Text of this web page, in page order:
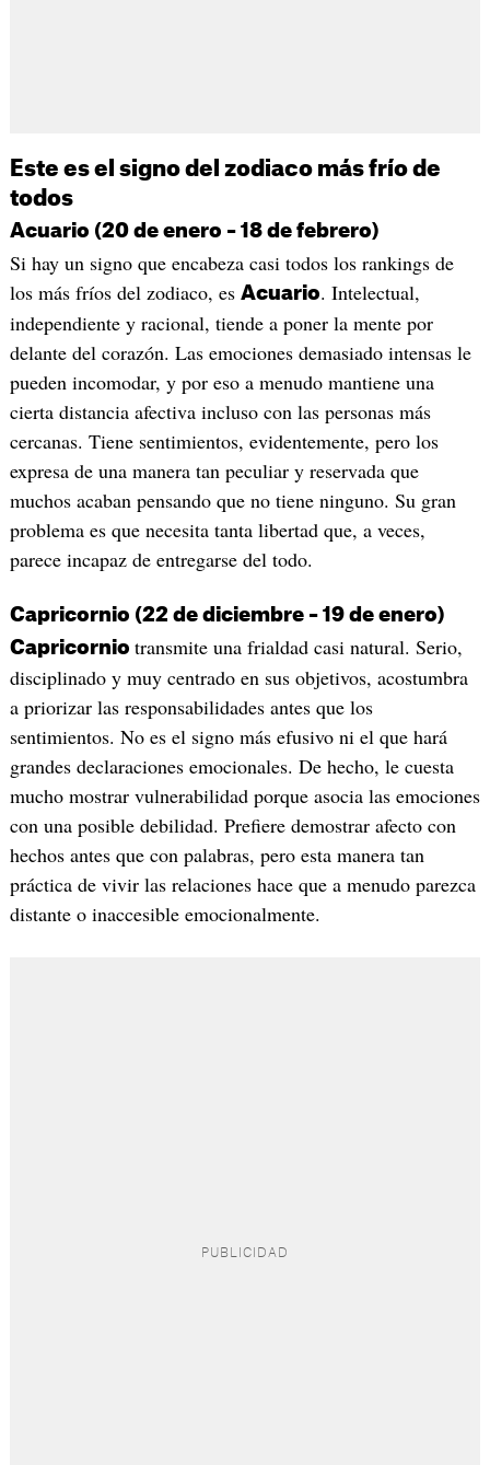
Este es el signo del zodiaco más frío de
todos
Acuario (20 de enero – 18 de febrero)
Si hay un signo que encabeza casi todos los rankings de
los más fríos del zodiaco, es Acuario. Intelectual,
independiente y racional, tiende a poner la mente por
delante del corazón. Las emociones demasiado intensas le
pueden incomodar, y por eso a menudo mantiene una
cierta distancia afectiva incluso con las personas más
cercanas. Tiene sentimientos, evidentemente, pero los
expresa de una manera tan peculiar y reservada que
muchos acaban pensando que no tiene ninguno. Su gran
problema es que necesita tanta libertad que, a veces,
parece incapaz de entregarse del todo.
Capricornio (22 de diciembre – 19 de enero)
Capricornio transmite una frialdad casi natural. Serio,
disciplinado y muy centrado en sus objetivos, acostumbra
a priorizar las responsabilidades antes que los
sentimientos. No es el signo más efusivo ni el que hará
grandes declaraciones emocionales. De hecho, le cuesta
mucho mostrar vulnerabilidad porque asocia las emociones
con una posible debilidad. Prefiere demostrar afecto con
hechos antes que con palabras, pero esta manera tan
práctica de vivir las relaciones hace que a menudo parezca
distante o inaccesible emocionalmente.